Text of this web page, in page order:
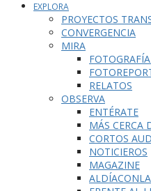
EXPLORA
PROYECTOS
CONVERGENCIA
MIRA
RELATOS
OBSERVA
ENTÉRATE
MÁS CERCA
CORTOS
NOTICIEROS
MAGAZINE